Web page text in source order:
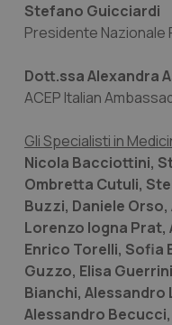
Stefano Guicciardi
Presidente Nazionale
Dott.ssa Alexandra
ACEP Italian
Gli Specialisti in
Nicola Bacciottini,
Ombretta Cutuli,
Buzzi, Daniele
Lorenzo Iogna Prat,
Enrico Torelli, Sofia
Guzzo, Elisa
Bianchi,
Alessandro